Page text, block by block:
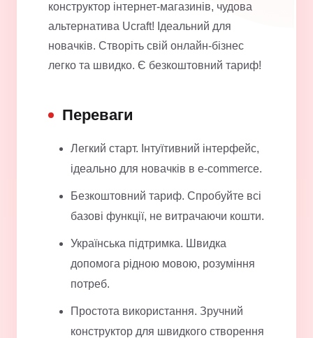
конструктор інтернет-магазинів, чудова
альтернатива Ucraft! Ідеальний для
новачків. Створіть свій онлайн-бізнес
легко та швидко. Є безкоштовний тариф!
Переваги
Легкий старт. Інтуїтивний інтерфейс,
ідеально для новачків в e-commerce.
Безкоштовний тариф. Спробуйте всі
базові функції, не витрачаючи кошти.
Українська підтримка. Швидка
допомога рідною мовою, розуміння
потреб.
Простота використання. Зручний
конструктор для швидкого створення